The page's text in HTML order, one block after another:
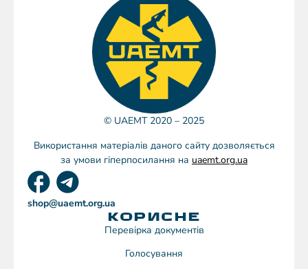
© UAEMT 2020 – 2025
Використання матеріалів даного сайту дозволяється
за умови гіперпосилання на uaemt.org.ua
shop@uaemt.org.ua
КОРИСНЕ
Перевірка документів
Голосування